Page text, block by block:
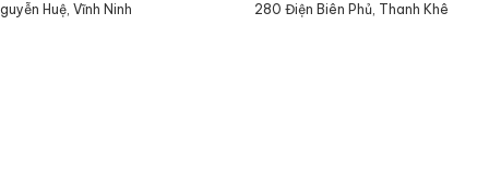
Huệ, Vĩnh Ninh 280 Điện Biên Phủ, Thanh Khê